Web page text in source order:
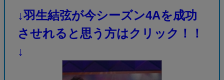
↓羽生結弦が今シーズン4Aを成功
させれると思う方はクリック！！
↓